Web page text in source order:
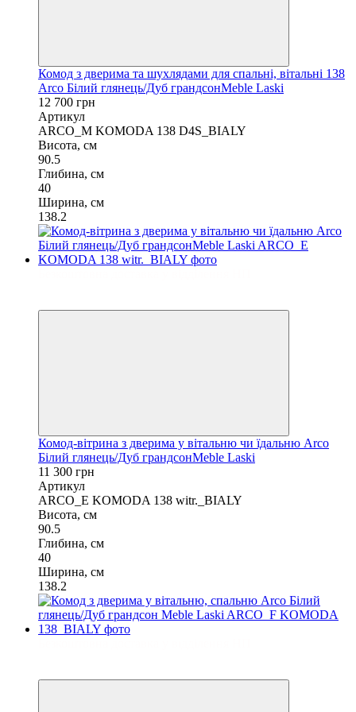
Комод з дверима та шухлядами для спальні, вітальні 138
Arco Білий глянець/Дуб грандсонMeble Laski
12 700 грн
Артикул
ARCO_M KOMODA 138 D4S_BIALY
Висота, см
90.5
Глибина, см
40
Ширина, см
138.2
Комод-вітрина з дверима у вітальню чи їдальню Arco
Білий глянець/Дуб грандсонMeble Laski
11 300 грн
Артикул
ARCO_E KOMODA 138 witr._BIALY
Висота, см
90.5
Глибина, см
40
Ширина, см
138.2